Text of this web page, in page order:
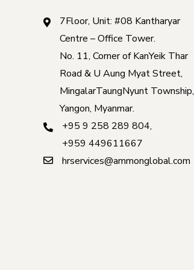
7Floor, Unit: #08 Kantharyar
Centre – Office Tower.
No. 11, Corner of KanYeik Thar
Road & U Aung Myat Street,
MingalarTaungNyunt Township,
Yangon, Myanmar.
+95 9 258 289 804,
+959 449611667
hrservices@ammonglobal.com